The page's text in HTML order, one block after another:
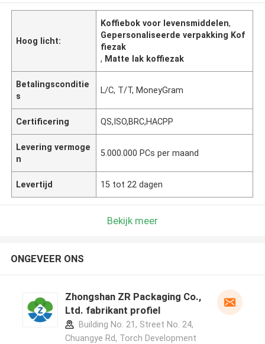
Hoog licht:
Koffiebok voor levensmiddelen,
Gepersonaliseerde verpakking Kof
fiezak
, Matte lak koffiezak
Betalingsconditie
s
L/C, T/T, MoneyGram
Certificering QS,ISO,BRC,HACPP
Levering vermoge
n
5.000.000 PCs per maand
Levertijd 15 tot 22 dagen
Bekijk meer
ONGEVEER ONS
Zhongshan ZR Packaging Co.,
Ltd. fabrikant profiel
Building No. 21, Street No. 24,
Chuangye Rd, Torch Development